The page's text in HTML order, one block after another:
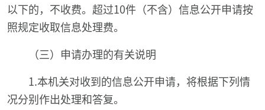
以下的，不收费。超过10件（不含）信息公开申请按
照规定收取信息处理费。
（三）申请办理的有关说明
1.本机关对收到的信息公开申请，将根据下列情
况分别作出处理和答复。